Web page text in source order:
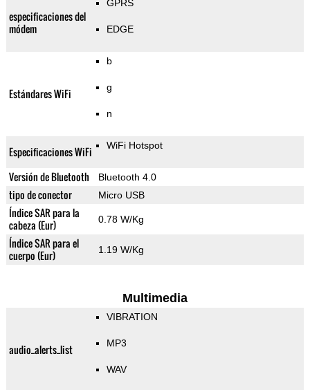
especificaciones del
módem
GPRS
EDGE
Estándares WiFi
b
g
n
Especificaciones WiFi WiFi Hotspot
Versión de Bluetooth Bluetooth 4.0
tipo de conector Micro USB
Índice SAR para la
cabeza (Eur)
0.78 W/Kg
Índice SAR para el
cuerpo (Eur)
1.19 W/Kg
Multimedia
audio_alerts_list
VIBRATION
MP3
WAV